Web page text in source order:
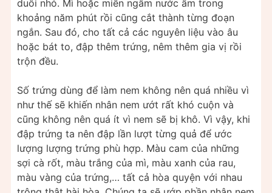
duôi nhỏ. Mì hoặc miến ngâm nước ấm trong
khoảng năm phút rồi cũng cắt thành từng đoạn
ngắn. Sau đó, cho tất cả các nguyên liệu vào âu
hoặc bát to, đập thêm trứng, nêm thêm gia vị rồi
trộn đều.
Số trứng dùng để làm nem không nên quá nhiều vì
như thế sẽ khiến nhân nem ướt rất khó cuộn và
cũng không nên quá ít vì nem sẽ bị khô. Vì vậy, khi
đập trứng ta nên đập lần lượt từng quả để ước
lượng lượng trứng phù hợp. Màu cam của những
sợi cà rốt, màu trắng của mì, màu xanh của rau,
màu vàng của trứng,… tất cả hòa quyện với nhau